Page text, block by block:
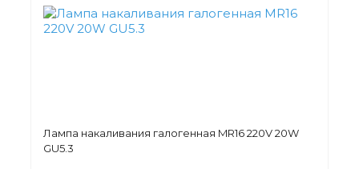
Лампа накаливания галогенная MR16 220V 20W
GU5.3